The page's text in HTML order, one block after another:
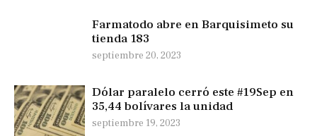
Farmatodo abre en Barquisimeto su
tienda 183
septiembre 20, 2023
Dólar paralelo cerró este #19Sep en
35,44 bolívares la unidad
septiembre 19, 2023